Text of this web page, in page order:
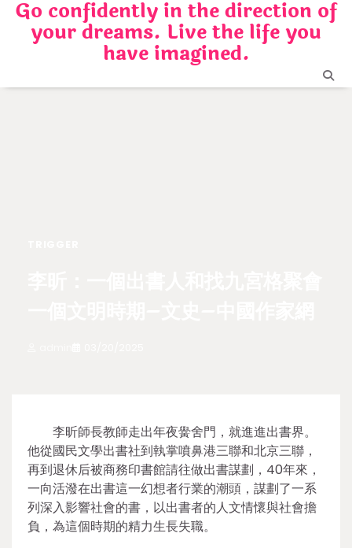
Skip
content
Go confidently in the direction of
your dreams. Live the life you
have imagined.
李昕師長教師走出年夜黌舍門，就進進出書界。
他從國民文學出書社到執掌噴鼻港三聯和北京三聯，
再到退休后被商務印書館請往做出書謀劃，40年來，
一向活潑在出書這一幻想者行業的潮頭，謀劃了一系
列深入影響社會的書，以出書者的人文情懷與社會擔
負，為這個時期的精力生長失職。